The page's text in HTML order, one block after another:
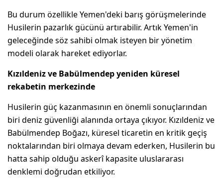
Bu durum özellikle Yemen'deki barış görüşmelerinde
Husilerin pazarlık gücünü artırabilir. Artık Yemen'in
geleceğinde söz sahibi olmak isteyen bir yönetim
modeli olarak hareket ediyorlar.
Kızıldeniz ve Babülmendep yeniden küresel
rekabetin merkezinde
Husilerin güç kazanmasının en önemli sonuçlarından
biri deniz güvenliği alanında ortaya çıkıyor. Kızıldeniz ve
Babülmendep Boğazı, küresel ticaretin en kritik geçiş
noktalarından biri olmaya devam ederken, Husilerin bu
hatta sahip olduğu askerî kapasite uluslararası
denklemi doğrudan etkiliyor.